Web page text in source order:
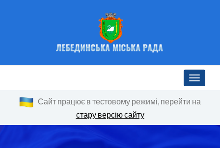
Toggle
Сайт працює в тестовому режимі, перейти на
стару версію сайту